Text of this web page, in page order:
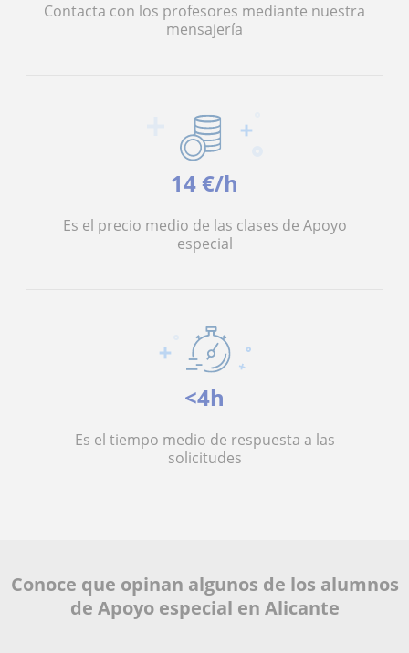
Contacta con los profesores mediante nuestra
mensajería
14 €/h
Es el precio medio de las clases de Apoyo
especial
<4h
Es el tiempo medio de respuesta a las
solicitudes
Conoce que opinan algunos de los alumnos
de Apoyo especial en Alicante